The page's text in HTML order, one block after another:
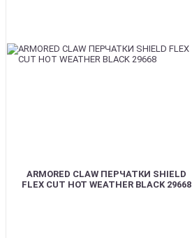
ARMORED CLAW ПЕРЧАТКИ SHIELD
FLEX CUT HOT WEATHER BLACK 29668